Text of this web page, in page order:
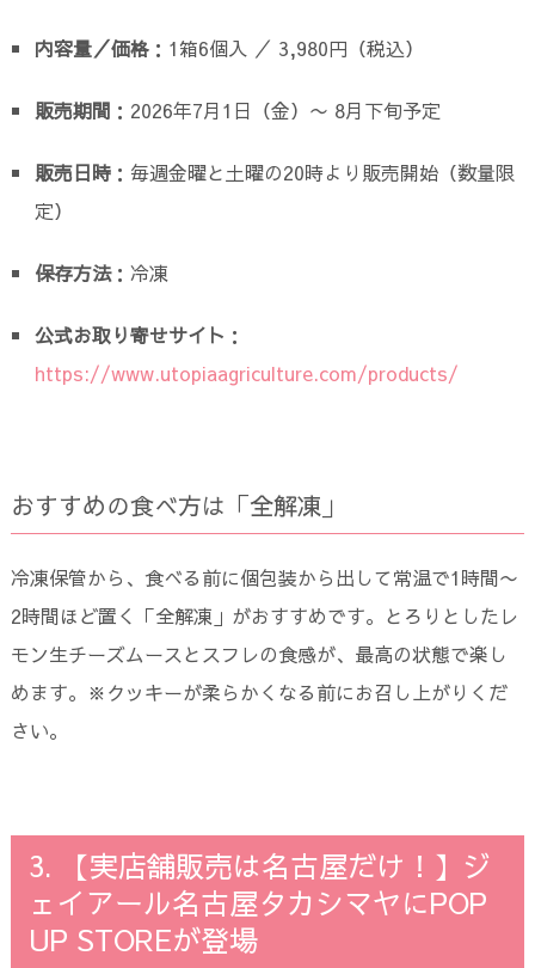
内容量／価格：1箱6個入 ／ 3,980円（税込）
販売期間 ：2026年7月1日（金）〜 8月下旬予定
販売日時：毎週金曜と土曜の20時より販売開始（数量限
定）
保存方法：冷凍
公式お取り寄せサイト ：
https://www.utopiaagriculture.com/products/
おすすめの食べ方は「全解凍」
冷凍保管から、食べる前に個包装から出して常温で1時間〜
2時間ほど置く「全解凍」がおすすめです。とろりとしたレ
モン生チーズムースとスフレの食感が、最高の状態で楽し
めます。※クッキーが柔らかくなる前にお召し上がりくだ
さい。
3. 【実店舗販売は名古屋だけ！】ジ
ェイアール名古屋タカシマヤにPOP
UP STOREが登場